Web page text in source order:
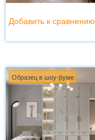
Добавить к сравнению
Образец в шоу-руме